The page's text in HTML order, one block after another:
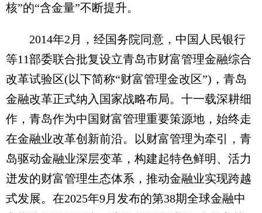
核”的“含金量”不断提升。
2014年2月，经国务院同意，中国人民银行
等11部委联合批复设立青岛市财富管理金融综合
改革试验区(以下简称“财富管理金改区”)，青岛
金融改革正式纳入国家战略布局。十一载深耕细
作，青岛作为中国财富管理重要策源地，始终走
在金融业改革创新前沿。以财富管理为牵引，青
岛驱动金融业深层变革，构建起特色鲜明、活力
迸发的财富管理生态体系，推动金融业实现跨越
式发展。在2025年9月发布的第38期全球金融中